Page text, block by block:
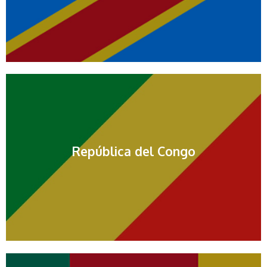
República del Congo
Contactar por mail